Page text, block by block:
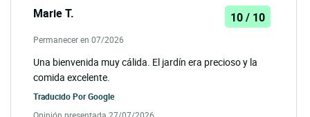
Marie T. 10 / 10
Permanecer en 07/2026
Una bienvenida muy cálida. El jardín era precioso y la
comida excelente.
Traducido PorGoogle